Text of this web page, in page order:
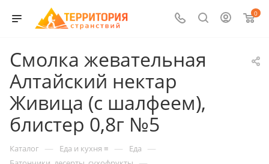
0
Смолка жевательная
Алтайский нектар
Живица (с шалфеем),
блистер 0,8г №5
Каталог — Еда и кухня ≡ — Еда —